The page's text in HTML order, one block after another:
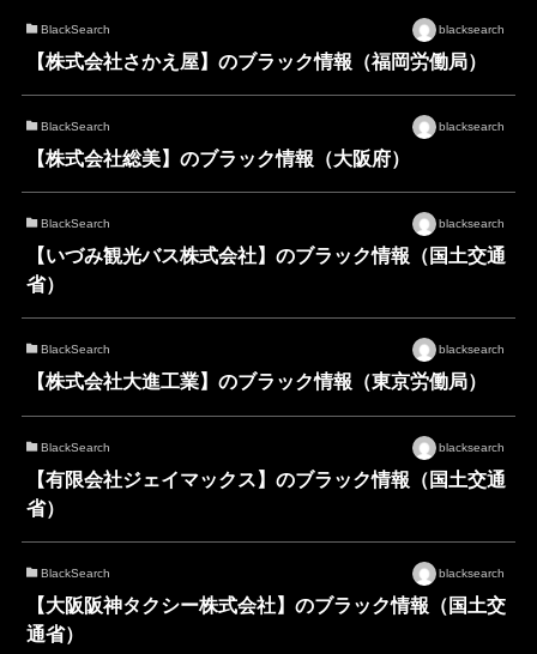
BlackSearch blacksearch
【株式会社さかえ屋】のブラック情報（福岡労働局）
BlackSearch blacksearch
【株式会社総美】のブラック情報（大阪府）
BlackSearch blacksearch
【いづみ観光バス株式会社】のブラック情報（国土交通
省）
BlackSearch blacksearch
【株式会社大進工業】のブラック情報（東京労働局）
BlackSearch blacksearch
【有限会社ジェイマックス】のブラック情報（国土交通
省）
BlackSearch blacksearch
【大阪阪神タクシー株式会社】のブラック情報（国土交
通省）